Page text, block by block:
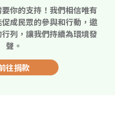
要你的支持！我們相信唯有
成民眾的參與和行動，邀
列，讓我們持續為環境發
聲。
往捐款